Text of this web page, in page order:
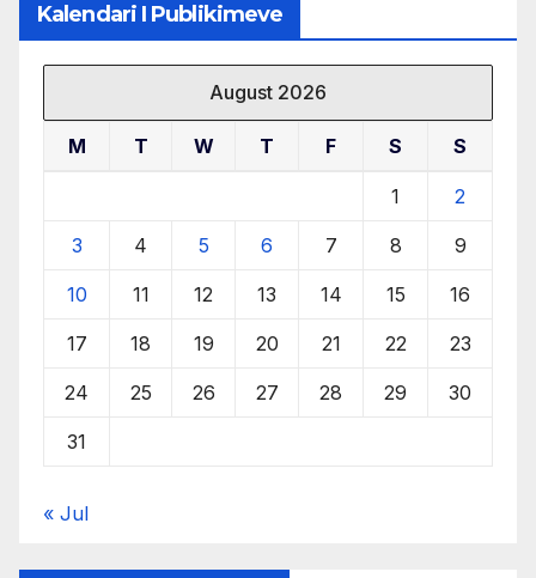
Kalendari I Publikimeve
August 2026
M T W T F S S
1 2
3 4 5 6 7 8 9
10 11 12 13 14 15 16
17 18 19 20 21 22 23
24 25 26 27 28 29 30
31
« Jul